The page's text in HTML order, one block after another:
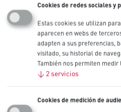
Procell ha desarrollado un paquete
doble blíster para que los niños no
como con una capa con sabor
para disuadirlos de tragársela.
También disponible en tamaños
Otros tamaños
CR2450
CR2016
Capacidad nominal (mAh)
Cookies de redes sociales y
Estas cookies se utilizan
aparecen en webs de
adapten a sus preferencias,
visitado, su historial de
También nos permiten
↓ 2 servicios
Cookies de medición de